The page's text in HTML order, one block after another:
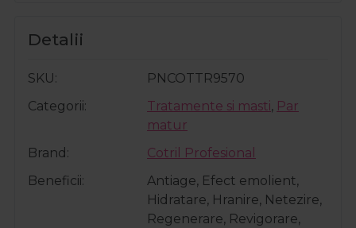
Detalii
SKU
PNCOTTR9570
Categorii
Tratamente si masti, Par
matur
Brand
Cotril Profesional
Beneficii
Antiage, Efect emolient,
Hidratare, Hranire, Netezire,
Regenerare, Revigorare,